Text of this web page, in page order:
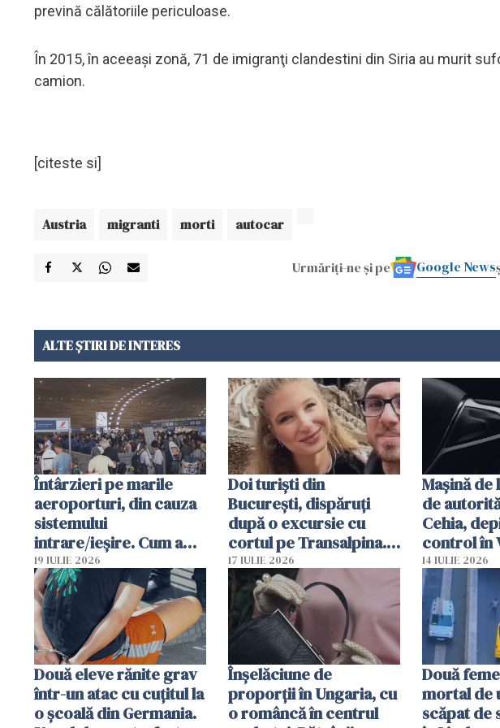
prevină călătoriile periculoase.
În 2015, în aceeaşi zonă, 71 de imigranţi clandestini din Siria au murit
camion.
[citeste si]
Austria migranti morti autocar
Urmăriți-ne și pe Google News
ALTE ȘTIRI DE INTERES
Întârzieri pe marile
aeroporturi, din cauza
sistemului
intrare/ieșire. Cum a
ajuns o femeie să fie
arestată în Cluj-Napoca
19 IULIE 2026
Doi turiști din
București, dispăruți
după o excursie cu
cortul pe Transalpina.
Poliția și familia îi caută
17 IULIE 2026
Mașină
de
Cehia,
control în
14 IULIE 2026
Două eleve rănite grav
într-un atac cu cuțitul la
o școală din Germania.
Înșelăciune de
proporții în Ungaria, cu
o româncă în centrul
Două
mortal de
scăpat de